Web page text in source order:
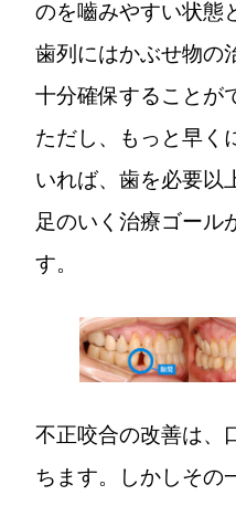
のを嚙みやすい状態
歯列にはかぶせ物の
十分確保することが
ただし、もっと早く
いれば、歯を必要以
足のいく治療ゴール
す。
不正咬合の改善は、
ちます。しかしその